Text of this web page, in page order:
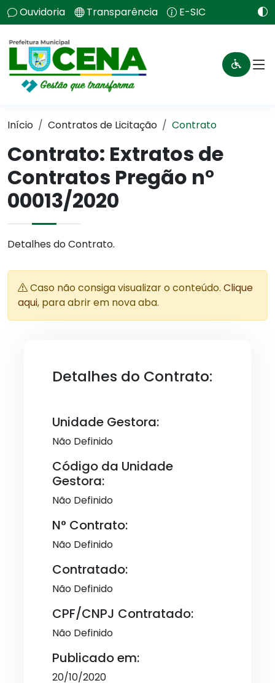
Ouvidoria Transparência E-SIC
Início Contratos de Licitação Contrato
Contrato: Extratos de
Contratos Pregão n°
00013/2020
Detalhes do Contrato.
Caso não consiga visualizar o conteúdo. Clique
aqui, para abrir em nova aba.
Detalhes do Contrato:
Unidade Gestora:
Não Definido
Código da Unidade
Gestora:
Não Definido
N° Contrato:
Não Definido
Contratado:
Não Definido
CPF/CNPJ Contratado:
Não Definido
Publicado em:
20/10/2020